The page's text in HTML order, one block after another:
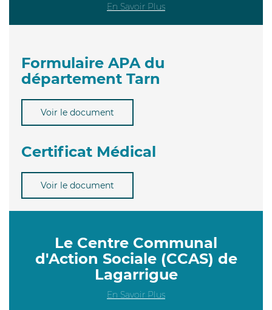
En Savoir Plus
Formulaire APA du
département Tarn
Voir le document
Certificat Médical
Voir le document
Le Centre Communal
d'Action Sociale (CCAS) de
Lagarrigue
En Savoir Plus